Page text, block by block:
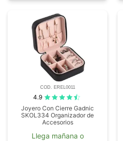
COD. EREL0011
4.9
Joyero Con Cierre Gadnic
SKOL334 Organizador de
Accesorios
Llega mañana o